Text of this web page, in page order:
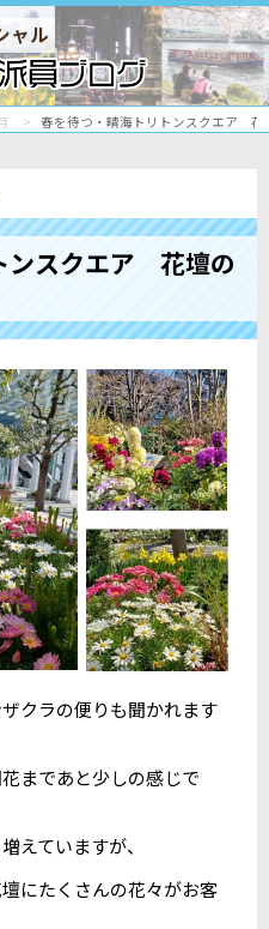
ャル
春を待つ・晴海トリトンスクエア 花
ンスクエア 花壇の
クラの便りも聞かれます
まであと少しの感じで
えていますが、
にたくさんの花々がお客